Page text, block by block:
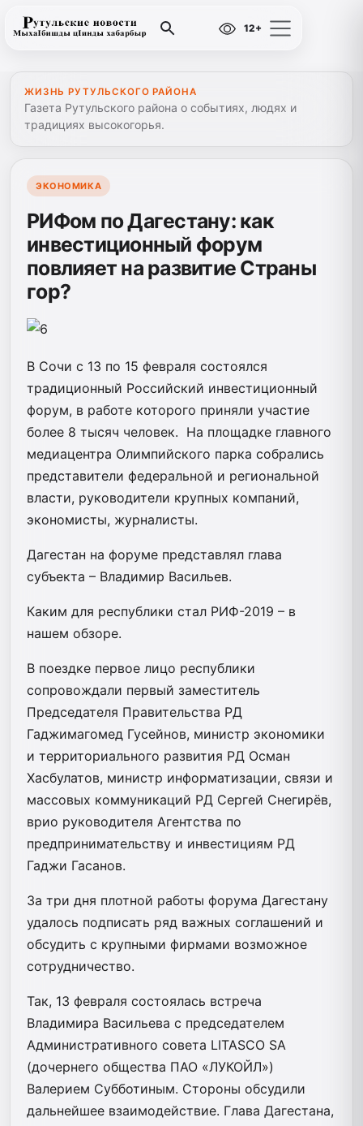
12+
ЖИЗНЬ РУТУЛЬСКОГО РАЙОНА
Газета Рутульского района о событиях, людях и
традициях высокогорья.
ЭКОНОМИКА
РИФом по Дагестану: как
инвестиционный форум
повлияет на развитие Страны
гор?
В Сочи с 13 по 15 февраля состоялся
традиционный Российский инвестиционный
форум, в работе которого приняли участие
более 8 тысяч человек. На площадке главного
медиацентра Олимпийского парка собрались
представители федеральной и региональной
власти, руководители крупных компаний,
экономисты, журналисты.
Дагестан на форуме представлял глава
субъекта – Владимир Васильев.
Каким для республики стал РИФ-2019 – в
нашем обзоре.
В поездке первое лицо республики
сопровождали первый заместитель
Председателя Правительства РД
Гаджимагомед Гусейнов, министр экономики
и территориального развития РД Осман
Хасбулатов, министр информатизации, связи и
массовых коммуникаций РД Сергей Снегирёв,
врио руководителя Агентства по
предпринимательству и инвестициям РД
Гаджи Гасанов.
За три дня плотной работы форума Дагестану
удалось подписать ряд важных соглашений и
обсудить с крупными фирмами возможное
сотрудничество.
Так, 13 февраля состоялась встреча
Владимира Васильева с председателем
Административного совета LITASCO SA
(дочернего общества ПАО «ЛУКОЙЛ»)
Валерием Субботиным. Стороны обсудили
дальнейшее взаимодействие. Глава Дагестана,